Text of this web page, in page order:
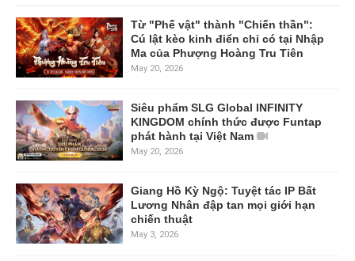
Từ "Phế vật" thành "Chiến thần":
Cú lật kèo kinh điển chỉ có tại Nhập
Ma của Phượng Hoàng Tru Tiên
May 20, 2026
Siêu phẩm SLG Global INFINITY
KINGDOM chính thức được Funtap
phát hành tại Việt Nam
May 20, 2026
Giang Hồ Kỳ Ngộ: Tuyệt tác IP Bất
Lương Nhân đập tan mọi giới hạn
chiến thuật
May 3, 2026